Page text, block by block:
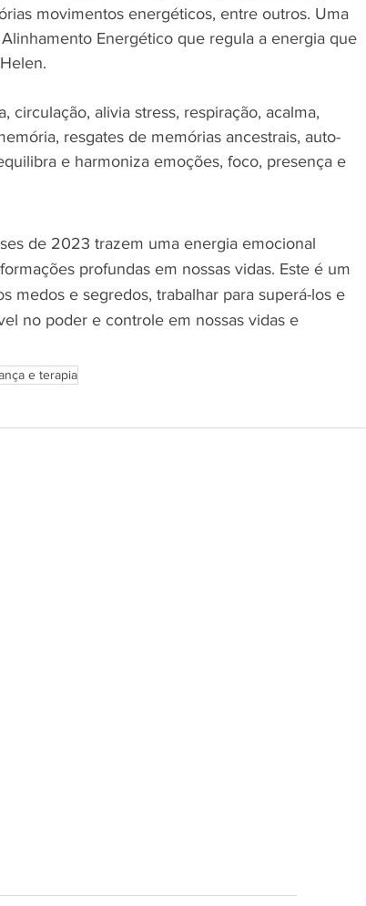
movimentos energéticos, entre outros. Uma
Energético que regula a energia que
circulação, alivia stress, respiração, acalma,
resgates de memórias ancestrais, auto-
e harmoniza emoções, foco, presença e
de 2023 trazem uma energia emocional
profundas em nossas vidas. Este é um
medos e segredos, trabalhar para superá-los e
no poder e controle em nossas vidas e
e terapia